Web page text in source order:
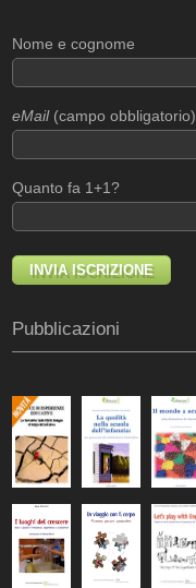
Nome e cognome
eMail(campo obbligatorio)
Quanto fa 1+1?
Pubblicazioni